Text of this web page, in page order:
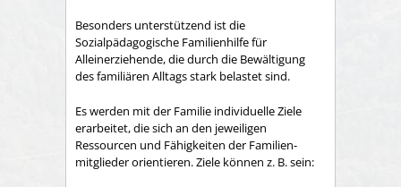
Besonders unterstützend ist die
Sozialpädagogische Familienhilfe für
Alleinerziehende, die durch die Bewältigung
des familiären Alltags stark belastet sind.
Es werden mit der Familie individuelle Ziele
erarbeitet, die sich an den jeweiligen
Ressourcen und Fähigkeiten der Familien­
mitglieder orientieren. Ziele können z. B. sein: